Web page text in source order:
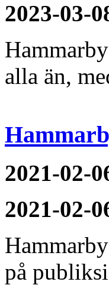
2023-03-
alla än,
2021-02-
2021-02-
på